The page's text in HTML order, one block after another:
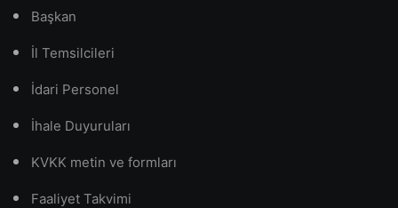
Başkan
İl Temsilcileri
İdari Personel
İhale Duyuruları
KVKK metin ve formları
Faaliyet Takvimi